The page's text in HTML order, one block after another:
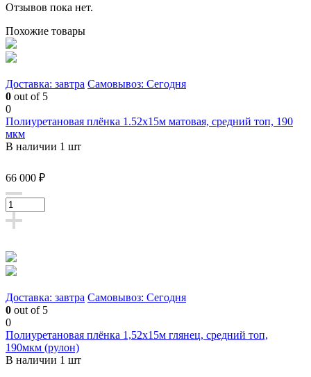
Отзывов пока нет.
Похожие товары
Доставка: завтра Самовывоз: Сегодня
0 out of 5
0
Полиуретановая плёнка 1.52х15м матовая, средний топ, 190
мкм
В наличии 1 шт
66 000 ₽
Доставка: завтра Самовывоз: Сегодня
0 out of 5
0
Полиуретановая плёнка 1,52х15м глянец, средний топ,
190мкм (рулон)
В наличии 1 шт